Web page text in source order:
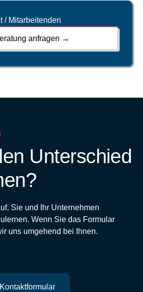
/ Mitarbeitenden
anfragen →
Unterschied
Sie und Ihr Unternehmen
Wenn Sie das Formular
uns umgehend bei Ihnen.
Kontaktformular